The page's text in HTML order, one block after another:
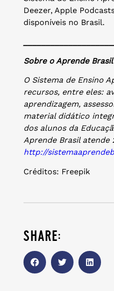
Deezer, Apple
disponíveis no Brasil.
Sobre o Aprende Brasil
O Sistema de Ensino
recursos, entre eles:
aprendizagem,
material didático
dos alunos da
Aprende Brasil atende
http://
Créditos: Freepik
share: